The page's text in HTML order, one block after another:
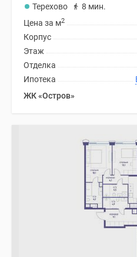
Терехово
8 мин.
Цена за м2
Корпус
Этаж
Отделка
Ипотека
ЖК «Остров»